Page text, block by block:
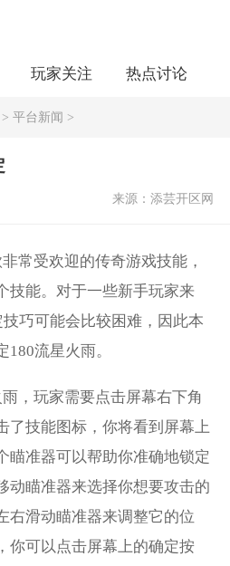
玩家关注 热点讨论
平台新闻 >
来源：添芸开区网
常受欢迎的传奇游戏技能，
技能。对于一些新手玩家来
巧可能会比较困难，因此本
流星火雨。
，玩家需要点击屏幕右下角
了技能图标，你将看到屏幕上
瞄准器可以帮助你准确地锁定
动瞄准器来选择你想要攻击的
右滑动瞄准器来调整它的位
你可以点击屏幕上的确定按